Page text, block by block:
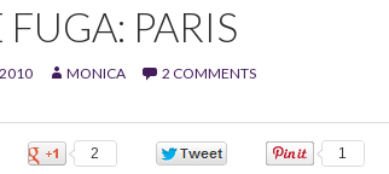
PARIS
MONICA 2 COMMENTS
2 1